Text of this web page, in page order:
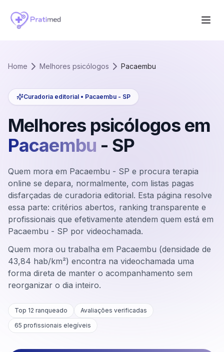
Home Melhores psicólogos Pacaembu
Curadoria editorial • Pacaembu - SP
Melhores psicólogos em
Pacaembu - SP
Quem mora em Pacaembu - SP e procura terapia
online se depara, normalmente, com listas pagas
disfarçadas de curadoria editorial. Esta página resolve
essa parte: critérios abertos, ranking transparente e
profissionais que efetivamente atendem quem está em
Pacaembu - SP por videochamada.
Quem mora ou trabalha em Pacaembu (densidade de
43,84 hab/km²) encontra na videochamada uma
forma direta de manter o acompanhamento sem
reorganizar o dia inteiro.
Top 12 ranqueado
Avaliações verificadas
65 profissionais elegíveis